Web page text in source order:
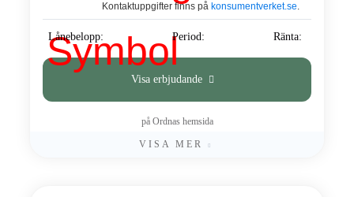
Kontaktuppgifter finns på konsumentverket.se.
Lånebelopp: Period: Ränta:
Visa erbjudande
på Ordnas hemsida
VISA MER